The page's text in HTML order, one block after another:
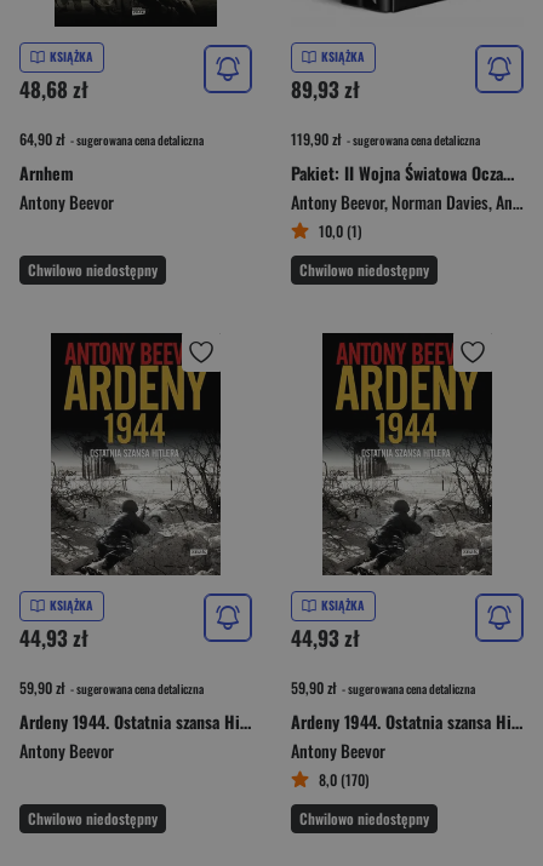
KSIĄŻKA
48,68 zł
64,90 zł - sugerowana cena detaliczna
Arnhem
Antony Beevor
Chwilowo niedostępny
KSIĄŻKA
89,93 zł
119,90 zł - sugerowana cena detaliczna
Pakiet: II Wojna Światowa Oczami Mistrzów
Antony Beevor,Norman Davies,Anthony Beevor
10,0 (1)
Chwilowo niedostępny
KSIĄŻKA
44,93 zł
59,90 zł - sugerowana cena detaliczna
Ardeny 1944. Ostatnia szansa Hitlera.
Antony Beevor
Chwilowo niedostępny
KSIĄŻKA
44,93 zł
59,90 zł - sugerowana cena detaliczna
Ardeny 1944. Ostatnia szansa Hitlera.
Antony Beevor
8,0 (170)
Chwilowo niedostępny